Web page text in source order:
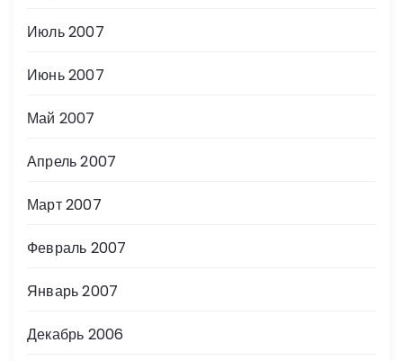
Июль 2007
Июнь 2007
Май 2007
Апрель 2007
Март 2007
Февраль 2007
Январь 2007
Декабрь 2006